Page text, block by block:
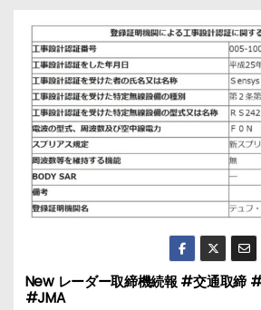
投
New レーダー取締機続報 #交通取締
#JMA